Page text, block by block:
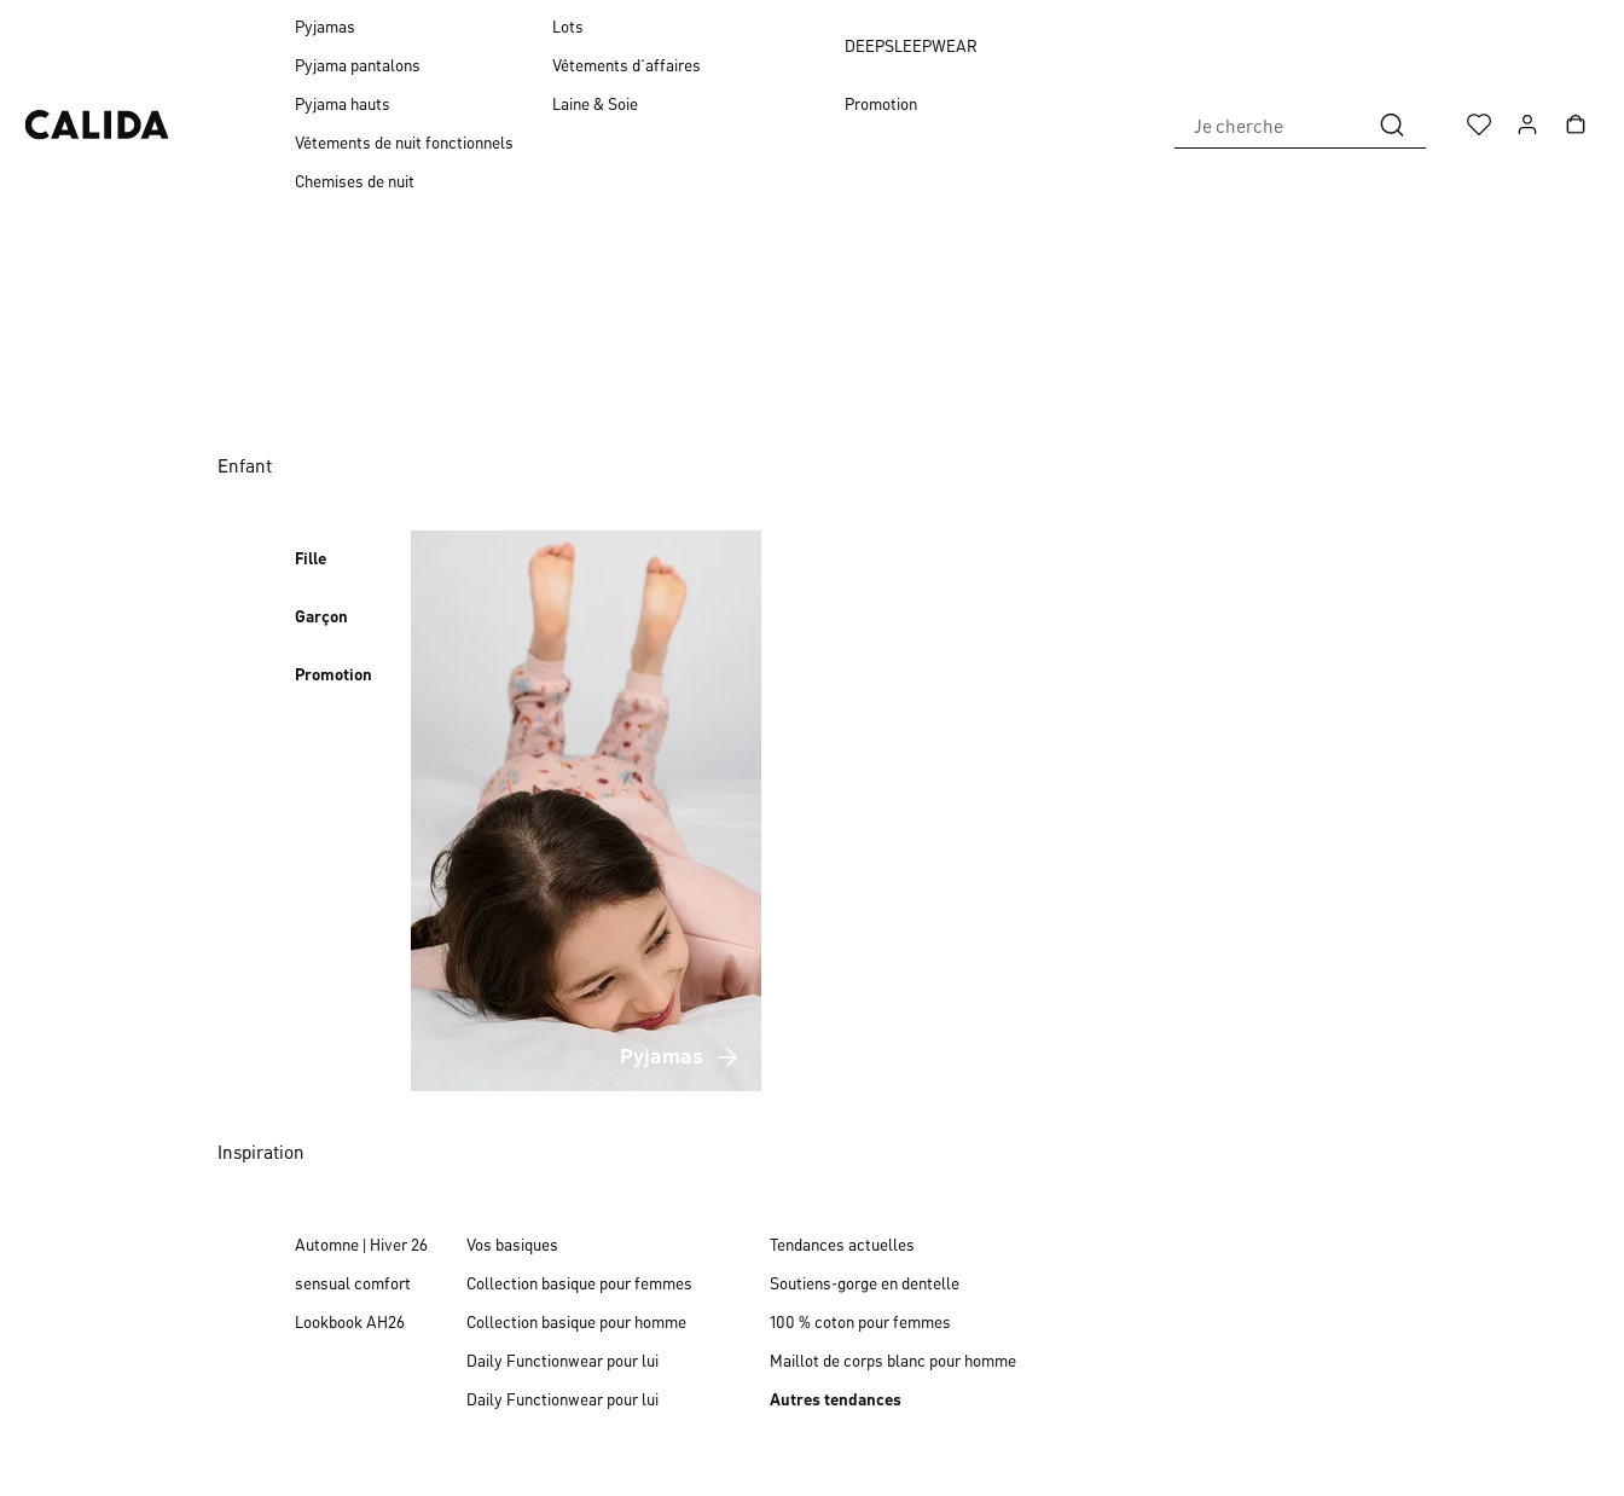
Pyjamas
Pyjama pantalons
Pyjama hauts
Vêtements de nuit fonctionnels
Chemises de nuit
Lots
Vêtements d´affaires
Laine & Soie
DEEPSLEEPWEAR
Promotion
Enfant
Fille
Garçon
Promotion
Pyjamas
Inspiration
Automne | Hiver 26
sensual comfort
Lookbook AH26
Vos basiques
Collection basique pour femmes
Collection basique pour homme
Daily Functionwear pour lui
Daily Functionwear pour lui
Tendances actuelles
Soutiens-gorge en dentelle
100 % coton pour femmes
Maillot de corps blanc pour homme
Autres tendances